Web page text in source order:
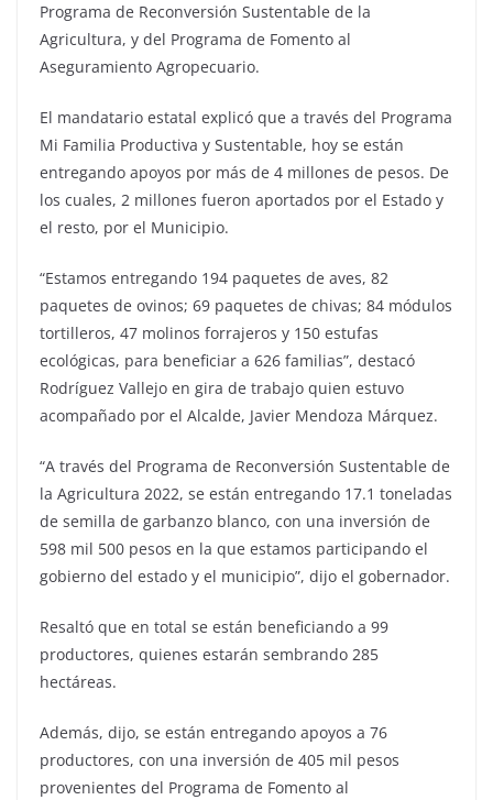
Programa de Reconversión Sustentable de la
Agricultura, y del Programa de Fomento al
Aseguramiento Agropecuario.
El mandatario estatal explicó que a través del Programa
Mi Familia Productiva y Sustentable, hoy se están
entregando apoyos por más de 4 millones de pesos. De
los cuales, 2 millones fueron aportados por el Estado y
el resto, por el Municipio.
“Estamos entregando 194 paquetes de aves, 82
paquetes de ovinos; 69 paquetes de chivas; 84 módulos
tortilleros, 47 molinos forrajeros y 150 estufas
ecológicas, para beneficiar a 626 familias”, destacó
Rodríguez Vallejo en gira de trabajo quien estuvo
acompañado por el Alcalde, Javier Mendoza Márquez.
“A través del Programa de Reconversión Sustentable de
la Agricultura 2022, se están entregando 17.1 toneladas
de semilla de garbanzo blanco, con una inversión de
598 mil 500 pesos en la que estamos participando el
gobierno del estado y el municipio”, dijo el gobernador.
Resaltó que en total se están beneficiando a 99
productores, quienes estarán sembrando 285
hectáreas.
Además, dijo, se están entregando apoyos a 76
productores, con una inversión de 405 mil pesos
provenientes del Programa de Fomento al